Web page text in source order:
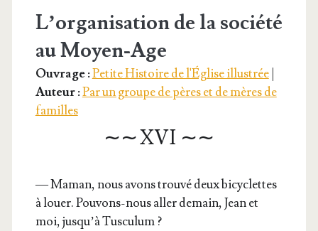
L’organisation de la société
au Moyen-Age
Ouvrage :Petite Histoire de l'Église illustrée|
Auteur :Par un groupe de pères et de mères de
familles
∼∼ XVI ∼∼
— Maman, nous avons trou­vé deux bicy­clettes
à louer. Pou­vons-nous aller demain, Jean et
moi, jus­qu’à Tusculum ?